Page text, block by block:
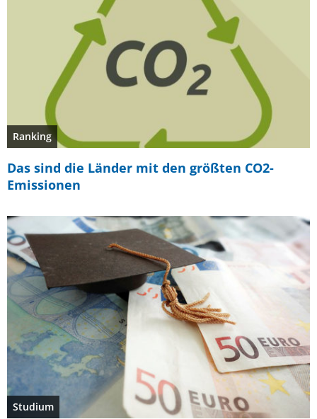
Ranking
Das sind die Länder mit den größten CO2-
Emissionen
Studium